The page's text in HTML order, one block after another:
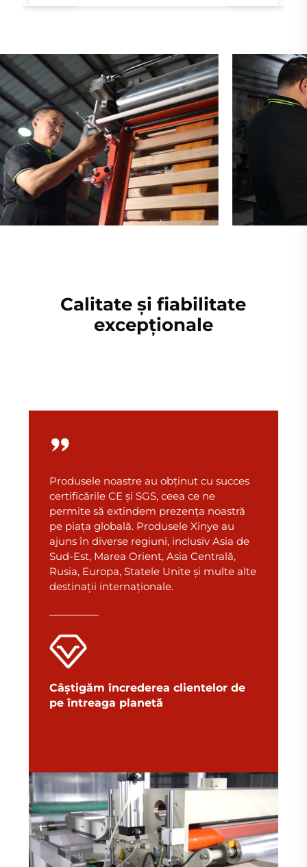
Calitate și fiabilitate
excepționale
Produsele noastre au obținut cu succes
certificările CE și SGS, ceea ce ne
permite să extindem prezența noastră
pe piața globală. Produsele Xinye au
ajuns în diverse regiuni, inclusiv Asia de
Sud-Est, Marea Orient, Asia Centrală,
Rusia, Europa, Statele Unite și multe alte
destinații internaționale.
Câștigăm încrederea clientelor de
pe întreaga planetă